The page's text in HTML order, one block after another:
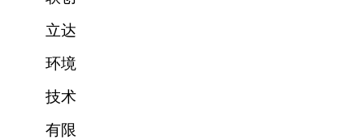
立达
环境
技术
有限